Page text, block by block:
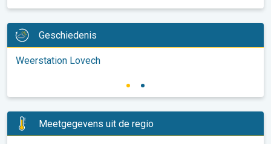
Geschiedenis
Weerstation Lovech
Meetgegevens uit de regio